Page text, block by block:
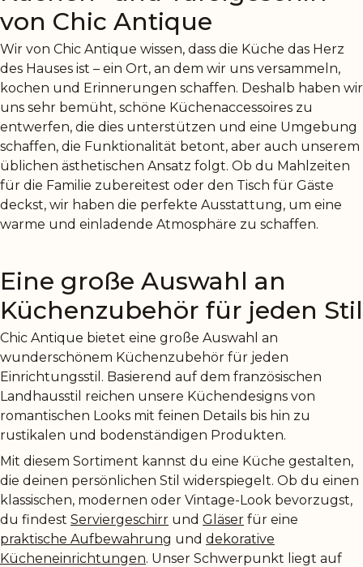
von Chic Antique
Wir von Chic Antique wissen, dass die Küche das Herz
des Hauses ist – ein Ort, an dem wir uns versammeln,
kochen und Erinnerungen schaffen. Deshalb haben wir
uns sehr bemüht, schöne Küchenaccessoires zu
entwerfen, die dies unterstützen und eine Umgebung
schaffen, die Funktionalität betont, aber auch unserem
üblichen ästhetischen Ansatz folgt. Ob du Mahlzeiten
für die Familie zubereitest oder den Tisch für Gäste
deckst, wir haben die perfekte Ausstattung, um eine
warme und einladende Atmosphäre zu schaffen.
Eine große Auswahl an
Küchenzubehör für jeden Stil
Chic Antique bietet eine große Auswahl an
wunderschönem Küchenzubehör für jeden
Einrichtungsstil. Basierend auf dem französischen
Landhausstil reichen unsere Küchendesigns von
romantischen Looks mit feinen Details bis hin zu
rustikalen und bodenständigen Produkten.
Mit diesem Sortiment kannst du eine Küche gestalten,
die deinen persönlichen Stil widerspiegelt. Ob du einen
klassischen, modernen oder Vintage-Look bevorzugst,
du findest Serviergeschirr und Gläser für eine
praktische Aufbewahrung und dekorative
Kücheneinrichtungen. Unser Schwerpunkt liegt auf